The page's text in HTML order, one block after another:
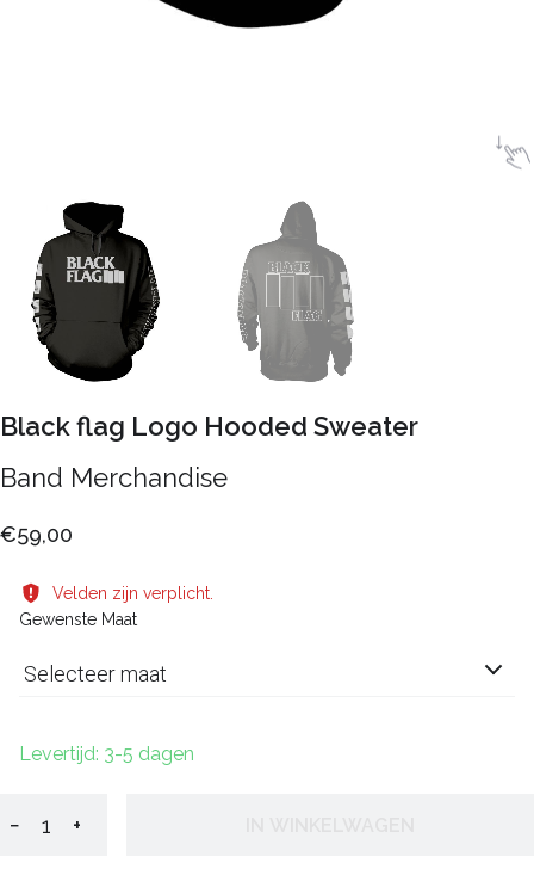
Black flag Logo Hooded Sweater
Band Merchandise
€59,00
Velden zijn verplicht.
Gewenste Maat
Selecteer maat
Levertijd: 3-5 dagen
− +